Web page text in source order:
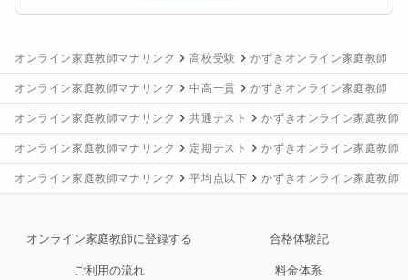
オンライン家庭教師マナリンク 高校受験 かずきオンライン家庭教師
オンライン家庭教師マナリンク 中高一貫 かずきオンライン家庭教師
オンライン家庭教師マナリンク 共通テスト かずきオンライン家庭教師
オンライン家庭教師マナリンク 定期テスト かずきオンライン家庭教師
オンライン家庭教師マナリンク 平均点以下 かずきオンライン家庭教師
オンライン家庭教師に登録する 合格体験記
ご利用の流れ 料金体系